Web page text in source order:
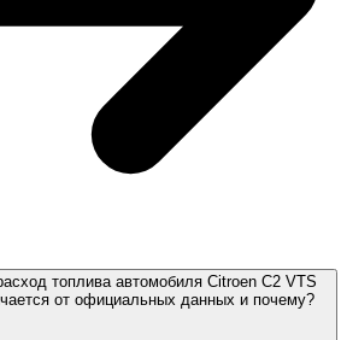
топлива автомобиля Citroen C2 VTS
от официальных данных и почему?